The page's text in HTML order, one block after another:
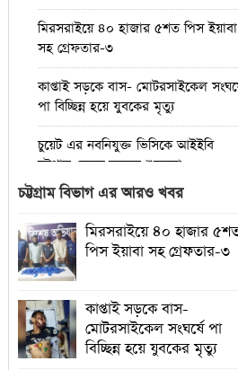
মিরসরাইয়ে ৪০ হাজার ৫শত পিস ইয়াবা
সহ গ্রেফতার-৩
কাপ্তাই সড়কে বাস- মোটরসাইকেল
পা বিচ্ছিন্ন হয়ে যুবকের মৃত্যু
চুয়েট এর নবনিযুক্ত ভিসিকে আইইবি
চট্টগ্রাম কেন্দ্রে ফুলেল শুভেচ্ছা
বৈষম্যহীন মানবিক রাষ্ট্র গঠন করে জুলাই
শহীদদের প্রতি শ্রদ্ধা জানাতে হবে :
জননেতা সাইফুল হক
তিন দিন পর ব্রহ্মপুত্র নদে নিখোঁজ
সাইফুলের মরদেহ গফরগাঁও থেকে উদ্ধার
ব্রহ্মপুত্র নদে নিখোঁজ কৃষকের সন্ধান
মেলেনি
চট্টগ্রাম বিভাগ এর আরও খবর
মিরসরাইয়ে ৪০ হাজার
পিস ইয়াবা সহ গ্রেফতার-৩
কাপ্তাই সড়কে বাস-
মোটরসাইকেল সংঘর্ষে পা
বিচ্ছিন্ন হয়ে যুবকের মৃত্যু